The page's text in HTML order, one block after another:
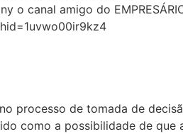
o canal amigo do
processo de tomada de
como a possibilidade de que